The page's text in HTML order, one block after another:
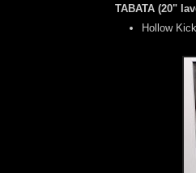
TABATA (20"
Hollow